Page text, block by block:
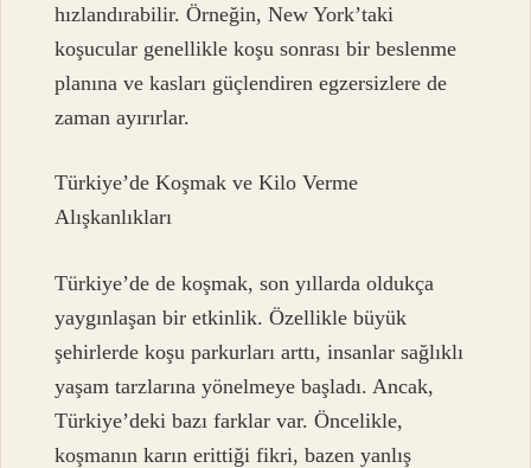
hızlandırabilir. Örneğin, New York’taki
koşucular genellikle koşu sonrası bir beslenme
planına ve kasları güçlendiren egzersizlere de
zaman ayırırlar.
Türkiye’de Koşmak ve Kilo Verme
Alışkanlıkları
Türkiye’de de koşmak, son yıllarda oldukça
yaygınlaşan bir etkinlik. Özellikle büyük
şehirlerde koşu parkurları arttı, insanlar sağlıklı
yaşam tarzlarına yönelmeye başladı. Ancak,
Türkiye’deki bazı farklar var. Öncelikle,
koşmanın karın erittiği fikri, bazen yanlış